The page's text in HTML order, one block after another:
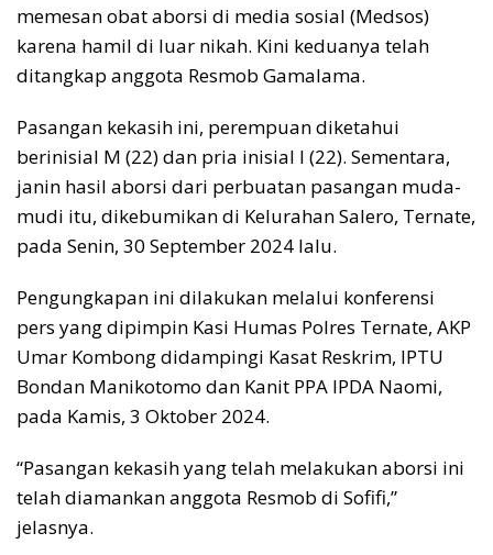
memesan obat aborsi di media sosial (Medsos)
karena hamil di luar nikah. Kini keduanya telah
ditangkap anggota Resmob Gamalama.
Pasangan kekasih ini, perempuan diketahui
berinisial M (22) dan pria inisial I (22). Sementara,
janin hasil aborsi dari perbuatan pasangan muda-
mudi itu, dikebumikan di Kelurahan Salero, Ternate,
pada Senin, 30 September 2024 lalu.
Pengungkapan ini dilakukan melalui konferensi
pers yang dipimpin Kasi Humas Polres Ternate, AKP
Umar Kombong didampingi Kasat Reskrim, IPTU
Bondan Manikotomo dan Kanit PPA IPDA Naomi,
pada Kamis, 3 Oktober 2024.
“Pasangan kekasih yang telah melakukan aborsi ini
telah diamankan anggota Resmob di Sofifi,”
jelasnya.